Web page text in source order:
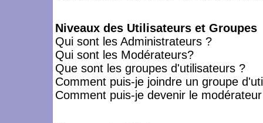
Niveaux des Utilisateurs et Groupes
Qui sont les Administrateurs ?
Qui sont les Modérateurs?
Que sont les groupes d'utilisateurs ?
Comment puis-je joindre un groupe
Comment puis-je devenir le